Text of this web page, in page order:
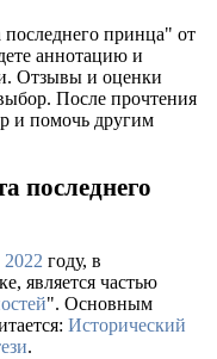
принца" от
аннотацию и
Отзывы и оценки
После прочтения
и помочь другим
последнего
2022 году, в
является частью
". Основным
Исторический
.